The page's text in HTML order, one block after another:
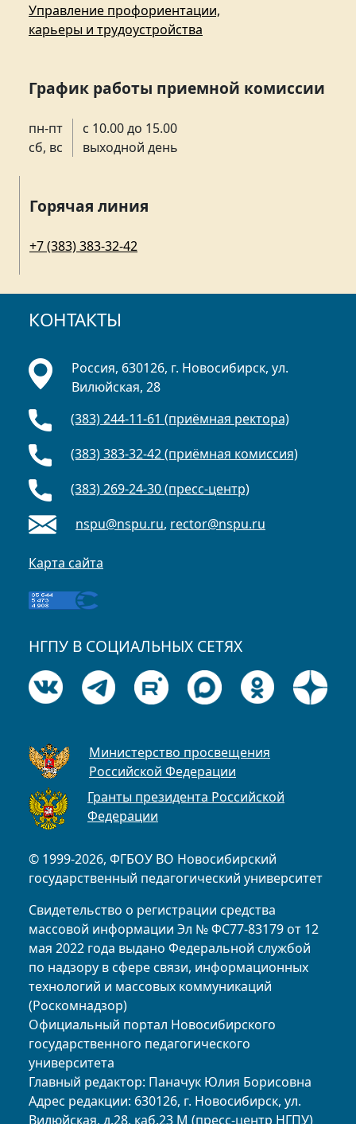
Управление профориентации,
карьеры и трудоустройства
График работы приемной комиссии
пн-пт
сб, вс
с 10.00 до 15.00
выходной день
Горячая линия
+7 (383) 383-32-42
КОНТАКТЫ
© 1999-2026, ФГБОУ ВО Новосибирский
государственный педагогический университет
Свидетельство о регистрации средства
массовой информации Эл № ФС77-83179 от 12
мая 2022 года выдано Федеральной службой
по надзору в сфере связи, информационных
технологий и массовых коммуникаций
(Роскомнадзор)
Официальный портал Новосибирского
государственного педагогического
университета
Главный редактор: Паначук Юлия Борисовна
Адрес редакции: 630126, г. Новосибирск, ул.
Вилюйская, д.28, каб.23 М (пресс-центр НГПУ)
Россия, 630126, г. Новосибирск, ул.
Вилюйская, 28
(383) 244-11-61 (приёмная ректора)
(383) 383-32-42 (приёмная комиссия)
(383) 269-24-30 (пресс-центр)
nspu@nspu.ru, rector@nspu.ru
Карта сайта
НГПУ В СОЦИАЛЬНЫХ СЕТЯХ
Министерство просвещения
Российской Федерации
Гранты президента Российской
Федерации